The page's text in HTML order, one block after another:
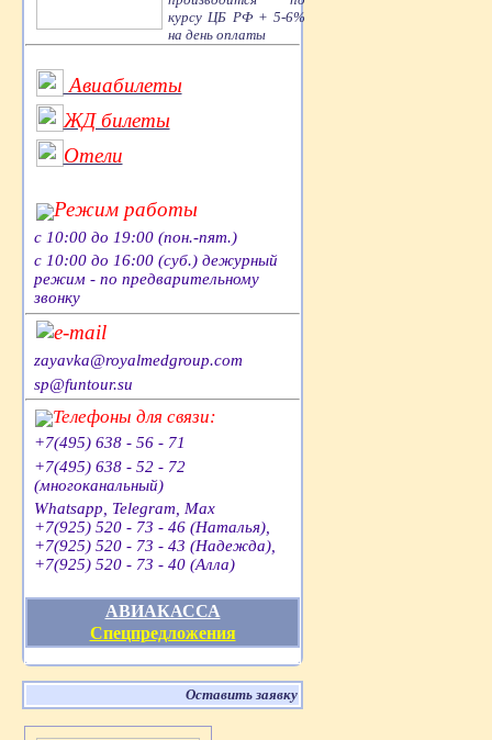
курсу ЦБ РФ + 5-6%
на день оплаты
Авиабилеты
ЖД билеты
Отели
Режим работы
с 10:00 до 19:00 (пон.-пят.)
с 10:00 до 16:00 (суб.) дежурный
режим - по предварительному
звонку
e-mail
zayavka@royalmedgroup.com
sp@funtour.su
Телефоны для связи:
+7(495) 638 - 56 - 71
+7(495) 638 - 52 - 72
(многоканальный)
Whatsapp, Telegram, Max
+7(925) 520 - 73 - 46 (Наталья),
+7(925) 520 - 73 - 43 (Надежда),
+7(925) 520 - 73 - 40 (Алла)
АВИАКАССА
Спецпредложения
Оставить заявку